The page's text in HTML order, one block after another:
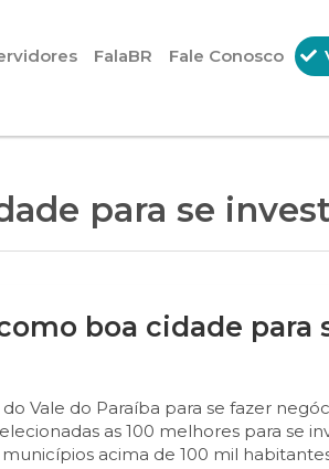
FalaBR Fale Conosco
para se
boa cidade para
Vale do Paraíba para se fazer
as 100 melhores para se
acima de 100 mil